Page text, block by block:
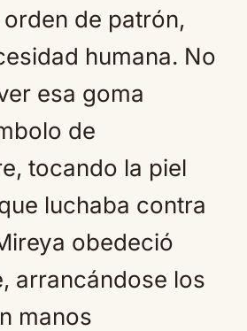
de patrón,
humana. No
esa goma
de
tocando la piel
luchaba contra
obedeció
arrancándose los
manos